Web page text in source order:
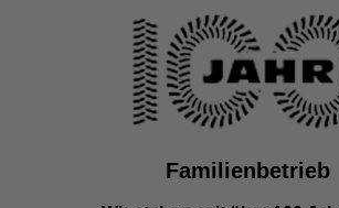
Familienbetrieb